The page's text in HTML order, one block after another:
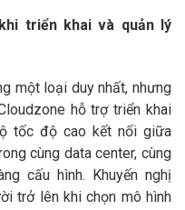
triển khai và quản lý
một loại duy nhất, nhưng
hỗ trợ triển khai
tốc độ cao kết nối giữa
cùng data center, cùng
cấu hình. Khuyến nghị
trở lên khi chọn mô hình